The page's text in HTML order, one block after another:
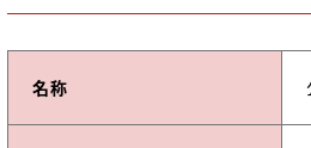
名称